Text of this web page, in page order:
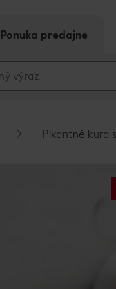
Ponuka predajne
Pikantné kura